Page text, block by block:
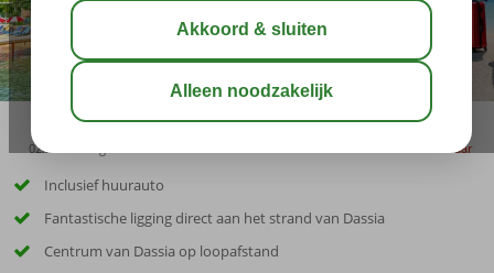
02:50 bewaar
Inclusief huurauto
Fantastische ligging direct aan het strand van Dassia
Centrum van Dassia op loopafstand